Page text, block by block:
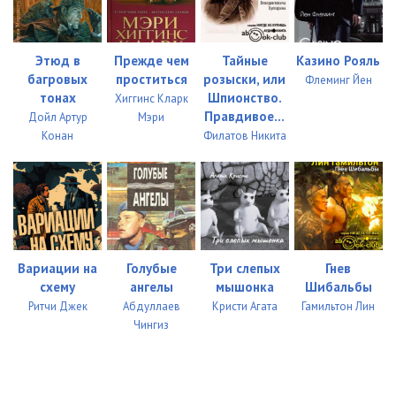
03_046 09:47
03_047 08:23
03_048
03_049
03_050 08:50
03_051 08:06
03_052 08:10
03_053 08:06
03_054 09:04
Этюд в
багровых
тонах
Дойл Артур
Конан
Прежде чем
проститься
Хиггинс Кларк
Мэри
Тайные
розыски, или
Шпионство.
Правдивое...
Филатов Никита
Казино Рояль
Флеминг Йен
Вариации на
схему
Ритчи Джек
Голубые
ангелы
Абдуллаев
Чингиз
Три слепых
мышонка
Кристи Агата
Гнев
Шибальбы
Гамильтон Лин